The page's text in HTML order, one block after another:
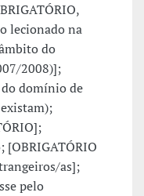
lecionado na
do
2008)];
domínio de
[OBRIGATÓRIO
as];
pelo